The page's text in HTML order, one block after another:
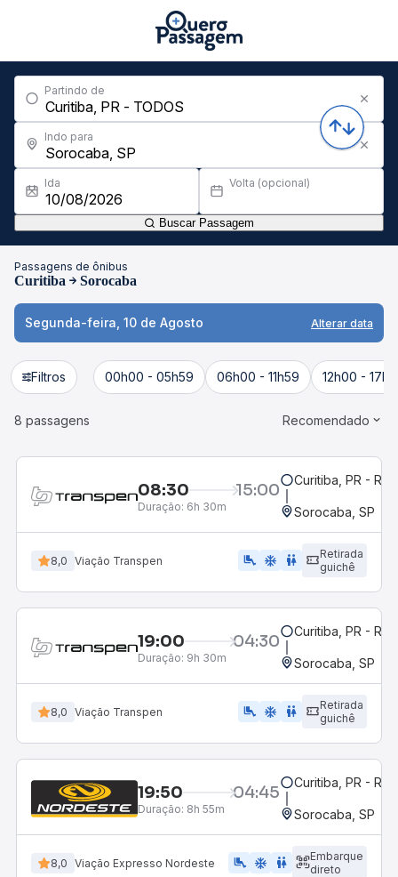
Partindo de
Indo para
Ida Volta (opcional)
Buscar Passagem
Passagens de ônibus
Curitiba Sorocaba
Segunda-feira, 10 de Agosto Alterar data
Filtros 00h00 - 05h59 06h00 - 11h59 12h00 -
8 passagens Recomendado
08:30 15:00
Duração: 6h 30m
Curitiba, PR -
Sorocaba, SP
8,0 Viação Transpen airline_seat_legroom_extra ac_unit WC
Retirada
guichê
19:00 04:30
Duração: 9h 30m
Curitiba, PR -
Sorocaba, SP
8,0 Viação Transpen airline_seat_legroom_extra ac_unit WC
Retirada
guichê
19:50 04:45
Duração: 8h 55m
Curitiba, PR -
Sorocaba, SP
8,0 Viação Expresso Nordeste airline_seat_legroom_extra ac_unit WC
Embarque
direto